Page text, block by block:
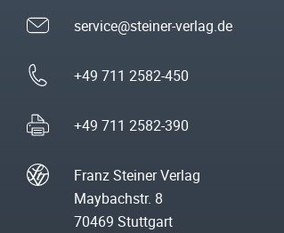
service@steiner-verlag.de
+49 711 2582-450
+49 711 2582-390
Franz Steiner Verlag
Maybachstr. 8
70469 Stuttgart